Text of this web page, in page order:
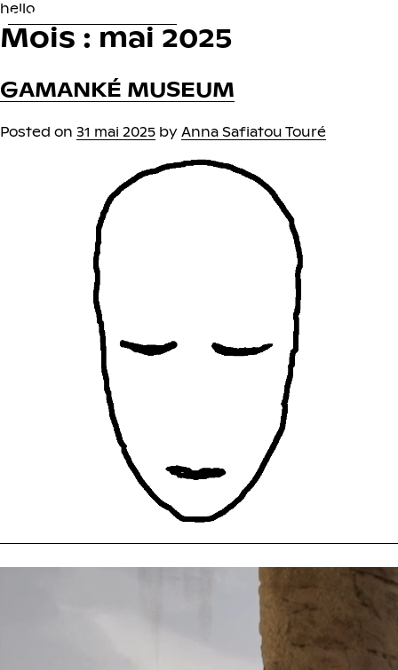
Skip
to
content
ANNA SAFIATOU TOURÉ
hello
Mois : mai 2025
GAMANKÉ MUSEUM
Posted on 31 mai 2025 by Anna Safiatou Touré